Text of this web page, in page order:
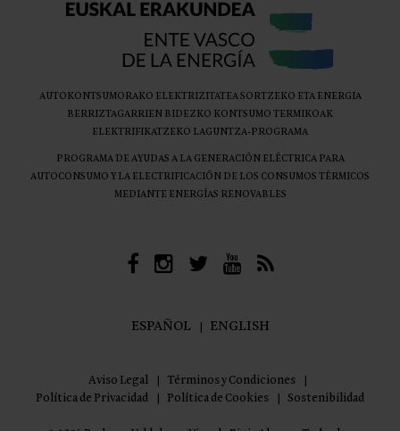
AUTOKONTSUMORAKO ELEKTRIZITATEA SORTZEKO ETA ENERGIA
BERRIZTAGARRIEN BIDEZKO KONTSUMO TERMIKOAK
ELEKTRIFIKATZEKO LAGUNTZA-PROGRAMA
PROGRAMA DE AYUDAS A LA GENERACIÓN ELÉCTRICA PARA
AUTOCONSUMO Y LA ELECTRIFICACIÓN DE LOS CONSUMOS TÉRMICOS
MEDIANTE ENERGÍAS RENOVABLES
ESPAÑOL ENGLISH
Aviso Legal
Términos y Condiciones
Política de Privacidad
Política de Cookies Sostenibilidad